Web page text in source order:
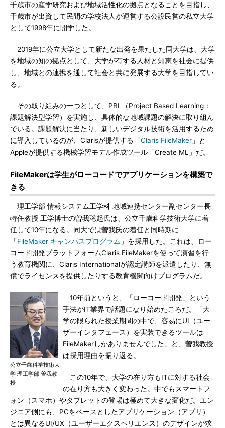
千歳市の産学研究および地域活性化の拠点となることを目指し、
千歳市が出資して民間の学校法人が運営する公設民営の私立大学
として1998年に開学した。
2019年に公立大学として新たな出発を果たした同大学は、大学
を地域の知の拠点として、大学が有する人材と知恵を社会に提供
し、地域との連携を通して社会と共に発展する大学を目指してい
る。
その取り組みの一つとして、PBL（Project Based Learning：
課題解決型学習）を実施し、具体的な地域課題の解決に取り組ん
でいる。課題解決に当たり、新しいデジタル技術を活用するため
に導入しているのが、Clarisが提供する「Claris FileMaker 」と
Appleが提供する機械学習モデル作成ツール「Create ML」だ。
FileMakerは学生がローコードでアプリケーションを構築で
きる
理工学部 情報システム工学科 地域連携センター副センター長
特任教授 工学博士の曽我聡起氏は、公立千歳科学技術大学に着
任して10年になる。同大では曽我氏の着任と同時期に
「FileMaker キャンパスプログラム 」を採用した。これは、ロー
コード開発プラットフォームClaris FileMakerを使って演習を行
う教育機関に、Claris Internationalが認定講師を派遣したり、無
償でライセンスを提供したりする教育機関向けプログラムだ。
公立千歳科学技術大
学 理工学部 曽我教
授
10年前というと、「ローコード開発」という
手法がIT業界で話題になり始めたころだ。「大
学の限られた授業期間の中で、容易にUI（ユー
ザーインタフェース）を実装できるツールは
FileMakerしかありませんでした」と、曽我教授
は採用理由を振り返る。
この10年で、大学の在り方もITに対する社会
の在り方も大きく変わった。中でもスマートフ
ォン（スマホ）やタブレットの登場は極めて大きな変化だ。エン
ジニア側にも、PCをベースとしたアプリケーション（アプリ）
とは異なるUI/UX（ユーザーエクスペリエンス）のデザインが求